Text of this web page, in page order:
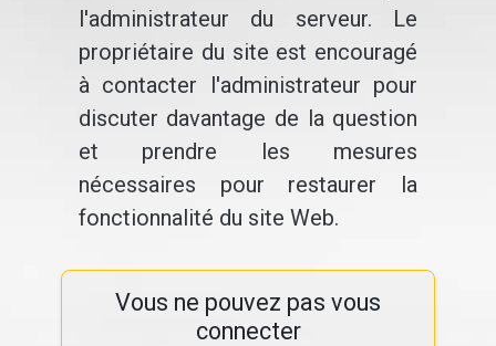
l'administrateur du serveur. Le
propriétaire du site est encouragé
à contacter l'administrateur pour
discuter davantage de la question
et prendre les mesures
nécessaires pour restaurer la
fonctionnalité du site Web.
Vous ne pouvez pas vous
connecter